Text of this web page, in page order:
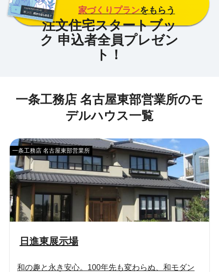
家づくりプランをもらう
一条工務店 名古屋東部営業所のモ
デルハウス一覧
日進東展示場
一条工務店 名古屋東部営業所
和の趣と永き安心。100年先も変わらぬ、和モダン